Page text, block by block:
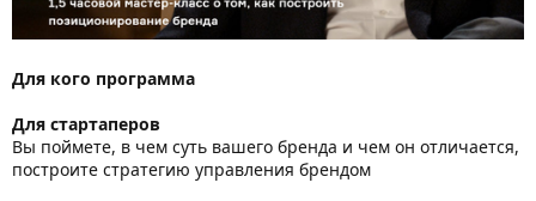
Для кого программа
Для стартаперов
Вы поймете, в чем суть вашего бренда и чем он отличается,
построите стратегию управления брендом